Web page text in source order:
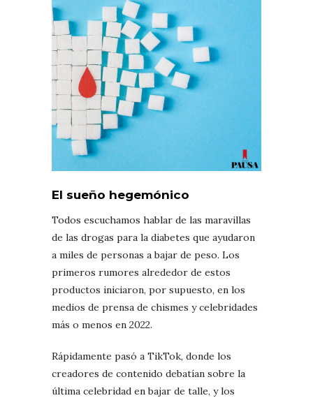
El sueño hegemónico
Todos escuchamos hablar de las maravillas
de las drogas para la diabetes que ayudaron
a miles de personas a bajar de peso. Los
primeros rumores alrededor de estos
productos iniciaron, por supuesto, en los
medios de prensa de chismes y celebridades
más o menos en 2022.
Rápidamente pasó a TikTok, donde los
creadores de contenido debatían sobre la
última celebridad en bajar de talle, y los